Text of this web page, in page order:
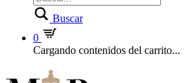
Buscar
0
Cargando contenidos del carrito...